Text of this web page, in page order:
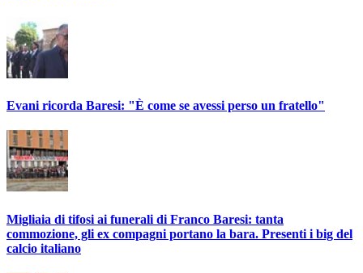
Evani ricorda Baresi: "È come se avessi perso un fratello"
Migliaia di tifosi ai funerali di Franco Baresi: tanta
commozione, gli ex compagni portano la bara. Presenti i big del
calcio italiano